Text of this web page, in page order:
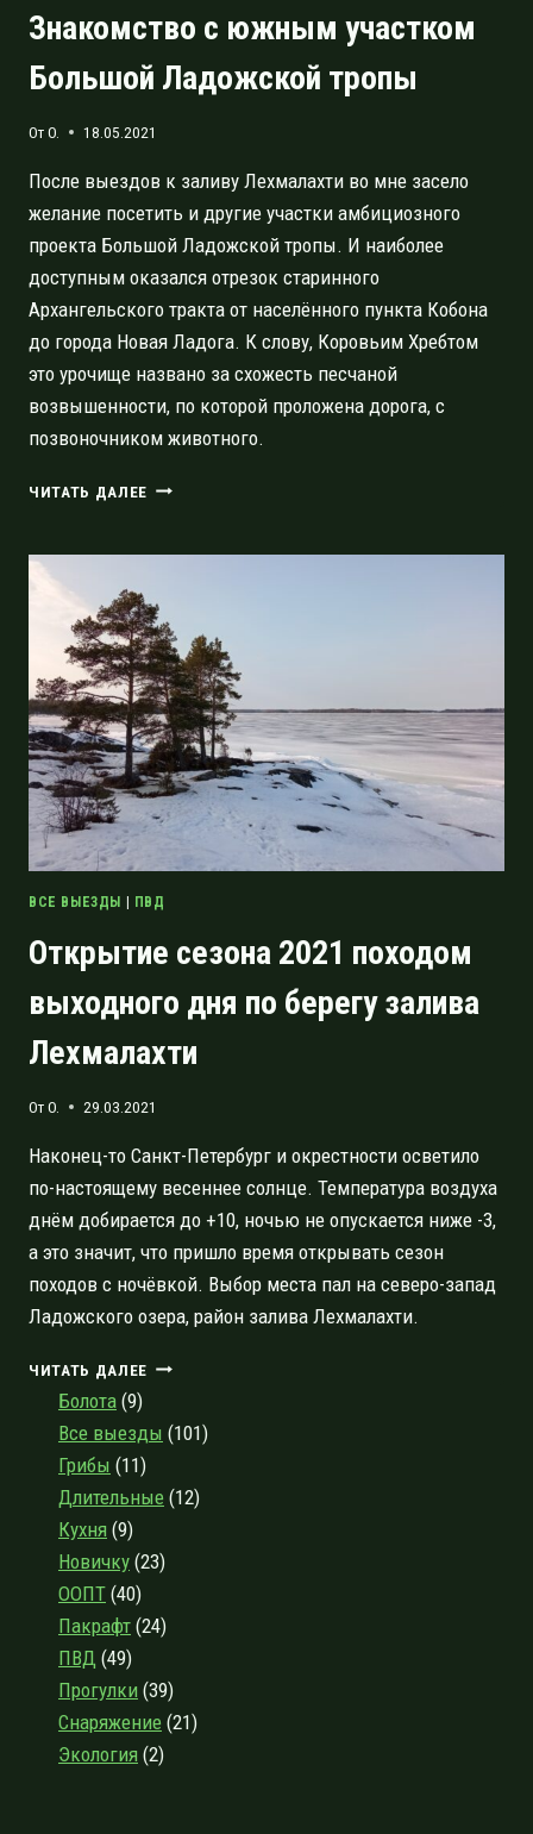
Знакомство с южным участком
Большой Ладожской тропы
ОтO. 18.05.2021
После выездов к заливу Лехмалахти во мне засело
желание посетить и другие участки амбициозного
проекта Большой Ладожской тропы. И наиболее
доступным оказался отрезок старинного
Архангельского тракта от населённого пункта Кобона
до города Новая Ладога. К слову, Коровьим Хребтом
это урочище названо за схожесть песчаной
возвышенности, по которой проложена дорога, с
позвоночником животного.
ЧИТАТЬ ДАЛЕЕ УРОЧИЩЕ
ЗНАКОМСТВО
ЮЖНЫМ
УЧАСТКОМ
БОЛЬШОЙ
ЛАДОЖСКОЙ
ТРОПЫ
ВСЕ ВЫЕЗДЫ ПВД
Открытие сезона 2021 походом
выходного дня по берегу залива
Лехмалахти
ОтO. 29.03.2021
Наконец-то Санкт-Петербург и окрестности осветило
по-настоящему весеннее солнце. Температура воздуха
днём добирается до +10, ночью не опускается ниже -3,
а это значит, что пришло время открывать сезон
походов с ночёвкой. Выбор места пал на северо-запад
Ладожского озера, район залива Лехмалахти.
ЧИТАТЬ ДАЛЕЕ ОТКРЫТИЕ
ПОХОДОМ
ДНЯ
ЗАЛИВА
Болота (9)
Все выезды (101)
Грибы (11)
Длительные (12)
Кухня (9)
Новичку (23)
ООПТ (40)
Пакрафт (24)
ПВД (49)
Прогулки (39)
Снаряжение (21)
Экология (2)